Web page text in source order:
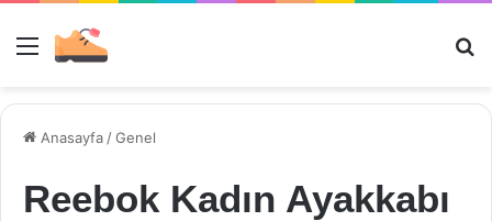
Menü
Anasayfa /Genel
Reebok Kadın Ayakkabı